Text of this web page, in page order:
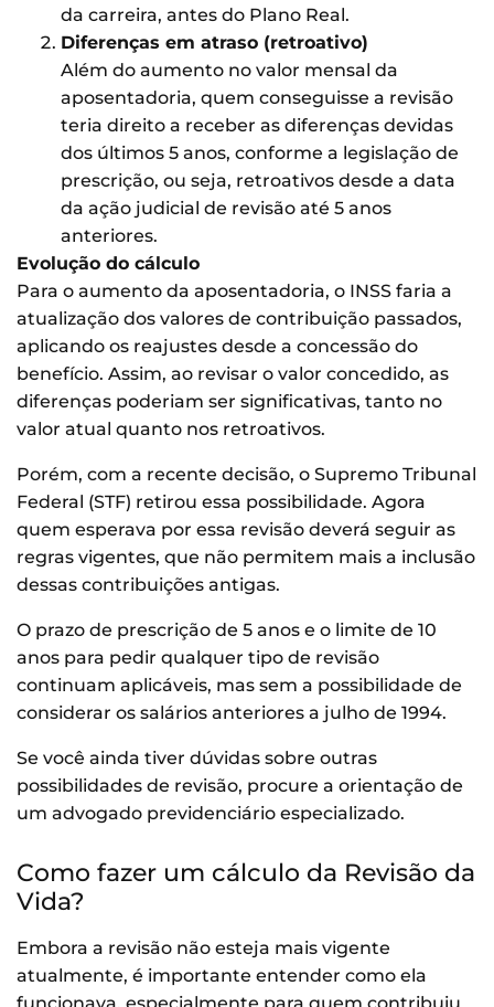
da carreira, antes do Plano Real.
Diferenças em atraso (retroativo)
Além do aumento no valor mensal da
aposentadoria, quem conseguisse a revisão
teria direito a receber as diferenças devidas
dos últimos 5 anos, conforme a legislação de
prescrição, ou seja, retroativos desde a data
da ação judicial de revisão até 5 anos
anteriores.
Evolução do cálculo
Para o aumento da aposentadoria, o INSS faria a
atualização dos valores de contribuição passados,
aplicando os reajustes desde a concessão do
benefício. Assim, ao revisar o valor concedido, as
diferenças poderiam ser significativas, tanto no
valor atual quanto nos retroativos.
Porém, com a recente decisão, o Supremo Tribunal
Federal (STF) retirou essa possibilidade. Agora
quem esperava por essa revisão deverá seguir as
regras vigentes, que não permitem mais a inclusão
dessas contribuições antigas.
O prazo de prescrição de 5 anos e o limite de 10
anos para pedir qualquer tipo de revisão
continuam aplicáveis, mas sem a possibilidade de
considerar os salários anteriores a julho de 1994.
Se você ainda tiver dúvidas sobre outras
possibilidades de revisão, procure a orientação de
um advogado previdenciário especializado.
Como fazer um cálculo da Revisão da
Vida?
Embora a revisão não esteja mais vigente
atualmente, é importante entender como ela